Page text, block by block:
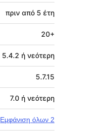
πριν από 5 έτη
20+
5.4.2 ή νεότερη
5.7.15
7.0 ή νεότερη
Εμφάνιση όλων 2